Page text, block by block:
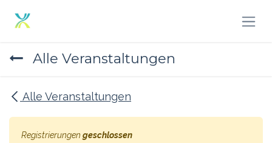
Alle Veranstaltungen
Alle Veranstaltungen
Registrierungen geschlossen